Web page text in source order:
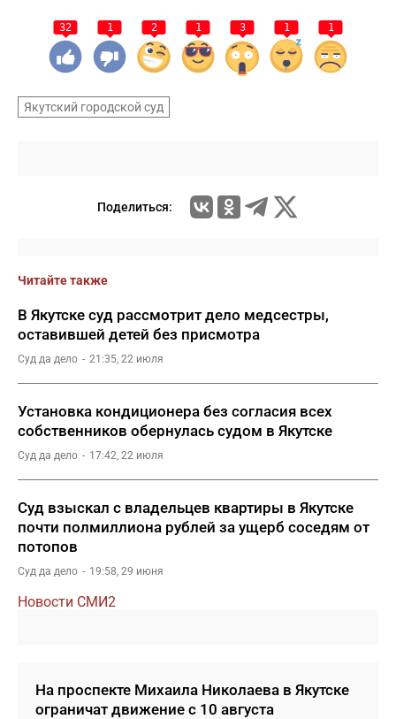
32 1 2 1 3 1 1
Якутский городской суд
Поделиться:
Читайте также
В Якутске суд рассмотрит дело медсестры,
оставившей детей без присмотра
Суд да дело 21:35, 22 июля
Установка кондиционера без согласия всех
собственников обернулась судом в Якутске
Суд да дело 17:42, 22 июля
Суд взыскал с владельцев квартиры в Якутске
почти полмиллиона рублей за ущерб соседям от
потопов
Суд да дело 19:58, 29 июня
Новости СМИ2
На проспекте Михаила Николаева в Якутске
ограничат движение с 10 августа